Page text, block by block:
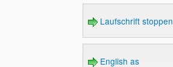
Laufschrift stoppen
English as